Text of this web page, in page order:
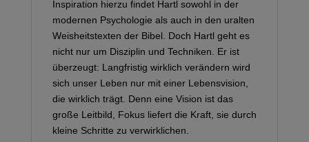
Inspiration hierzu findet Hartl sowohl in der
modernen Psychologie als auch in den uralten
Weisheitstexten der Bibel. Doch Hartl geht es
nicht nur um Disziplin und Techniken. Er ist
überzeugt: Langfristig wirklich verändern wird
sich unser Leben nur mit einer Lebensvision,
die wirklich trägt. Denn eine Vision ist das
große Leitbild, Fokus liefert die Kraft, sie durch
kleine Schritte zu verwirklichen.